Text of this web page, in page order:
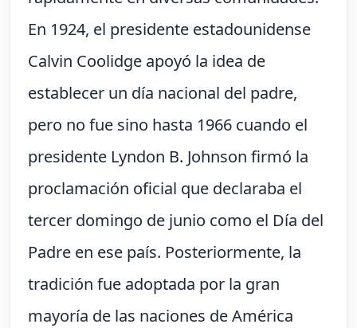
En 1924, el presidente estadounidense
Calvin Coolidge apoyó la idea de
establecer un día nacional del padre,
pero no fue sino hasta 1966 cuando el
presidente Lyndon B. Johnson firmó la
proclamación oficial que declaraba el
tercer domingo de junio como el Día del
Padre en ese país. Posteriormente, la
tradición fue adoptada por la gran
mayoría de las naciones de América